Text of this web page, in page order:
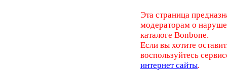
Эта страница
модераторам о
каталоге Bonbone.
Если вы хотите
воспользуйтесь
интернет сайты.